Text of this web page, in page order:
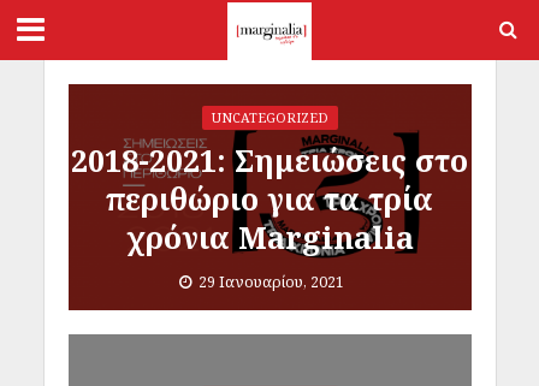
UNCATEGORIZED
2018-2021: Σημειώσεις στο
περιθώριο για τα τρία
χρόνια Marginalia
29 Ιανουαρίου, 2021